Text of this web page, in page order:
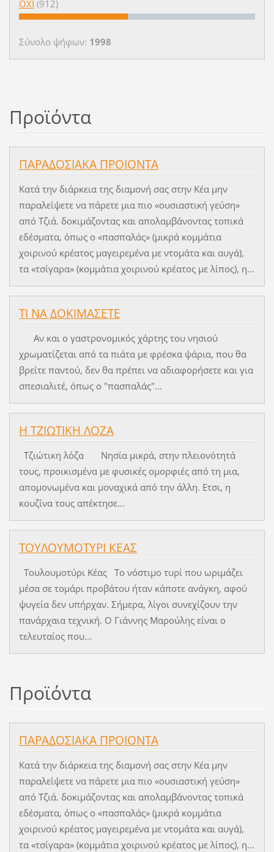
ΟΧΙ (912)
Σύνολο ψήφων: 1998
Προϊόντα
ΠΑΡΑΔΟΣΙΑΚΑ ΠΡΟΙΟΝΤΑ
Κατά την διάρκεια της διαμονή σας στην Κέα μην
παραλείψετε να πάρετε μια πιο «ουσιαστική γεύση»
από Τζιά. δοκιμάζοντας και απολαμβάνοντας τοπικά
εδέσματα, όπως ο «πασπαλάς» (μικρά κομμάτια
χοιρινού κρέατος μαγειρεμένα με ντομάτα και αυγά),
τα «τσίγαρα» (κομμάτια χοιρινού κρέατος με λίπος), η...
ΤΙ ΝΑ ΔΟΚΙΜΑΣΕΤΕ
Αν και ο γαστρονομικός χάρτης του νησιού
χρωματίζεται από τα πιάτα με φρέσκα ψάρια, που θα
βρείτε παντού, δεν θα πρέπει να αδιαφορήσετε και για
σπεσιαλιτέ, όπως ο "πασπαλάς"...
Η ΤΖΙΩΤΙΚΗ ΛΟΖΑ
Τζιώτικη λόζα Νησία μικρά, στην πλειονότητά
τους, προικισμένα με φυσικές ομορφιές από τη μια,
απομονωμένα και μοναχικά από την άλλη. Ετσι, η
κουζίνα τους απέκτησε...
ΤΟΥΛΟΥΜΟΤΥΡΙ ΚΕΑΣ
Τουλουμοτύρι Κέας Το νόστιμο τυρί που ωριμάζει
μέσα σε τομάρι προβάτου ήταν κάποτε ανάγκη, αφού
ψυγεία δεν υπήρχαν. Σήμερα, λίγοι συνεχίζουν την
πανάρχαια τεχνική. Ο Γιάννης Μαρούλης είναι ο
τελευταίος που...
Προϊόντα
ΠΑΡΑΔΟΣΙΑΚΑ ΠΡΟΙΟΝΤΑ
Κατά την διάρκεια της διαμονή σας στην Κέα μην
παραλείψετε να πάρετε μια πιο «ουσιαστική γεύση»
από Τζιά. δοκιμάζοντας και απολαμβάνοντας τοπικά
εδέσματα, όπως ο «πασπαλάς» (μικρά κομμάτια
χοιρινού κρέατος μαγειρεμένα με ντομάτα και αυγά),
τα «τσίγαρα» (κομμάτια χοιρινού κρέατος με λίπος), η...